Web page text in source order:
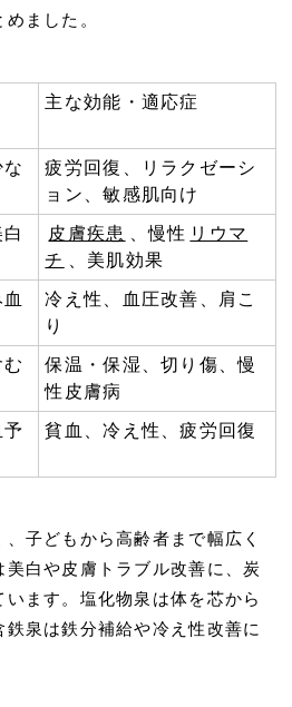
ました。
主な効能・適応症
疲労回復、リラクゼーシ
ョン、敏感肌向け
皮膚疾患 、慢性 リウマ
チ
、美肌効果
冷え性、血圧改善、肩こ
り
保温・保湿、切り傷、慢
性皮膚病
予
貧血、冷え性、疲労回復
子どもから高齢者まで幅広く
白や皮膚トラブル改善に、炭
ます。塩化物泉は体を芯から
泉は鉄分補給や冷え性改善に